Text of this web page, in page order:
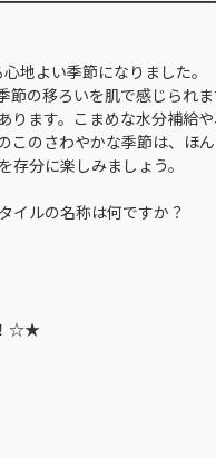
地よい季節になりました。
の移ろいを肌で感じられま
す。こまめな水分補給や
のさわやかな季節は、ほん
分に楽しみましょう。
イルの名称は何ですか？
！☆★